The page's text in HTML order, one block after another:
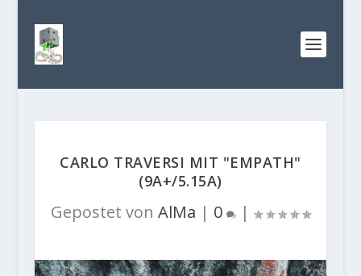
CARLO TRAVERSI MIT "EMPATH"
(9A+/5.15A)
Gepostet von AlMa | 0 |